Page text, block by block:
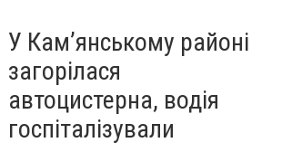
У Кам’янському районі
загорілася
автоцистерна, водія
госпіталізували